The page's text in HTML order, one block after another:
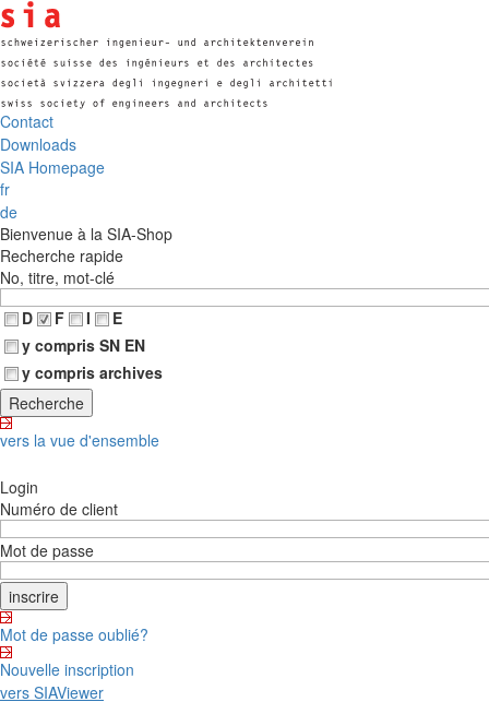
Contact
Downloads
SIA Homepage
fr
de
Bienvenue à la SIA-Shop
Recherche rapide
No, titre, mot-clé
D
F I
E
y compris SN EN
y compris archives
vers la vue d'ensemble
Login
Numéro de client
Mot de passe
Mot de passe oublié?
Nouvelle inscription
vers SIAViewer